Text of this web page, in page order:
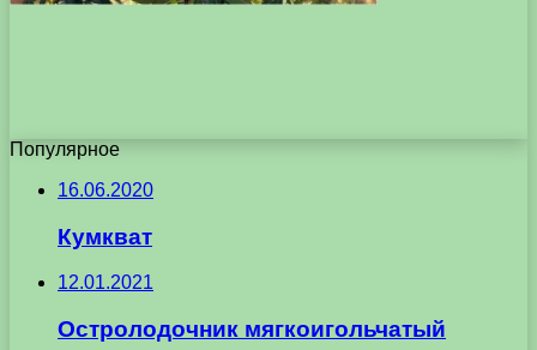
Популярное
16.06.2020
Кумкват
12.01.2021
Остролодочник мягкоигольчатый